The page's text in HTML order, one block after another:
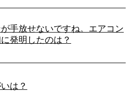
手放せないですね。エアコン
発明したのは？
は？